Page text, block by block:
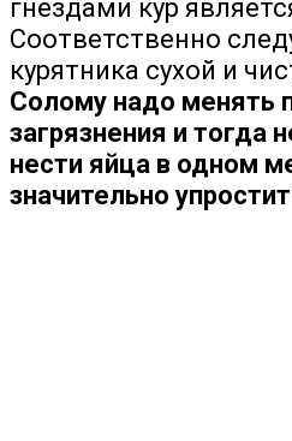
гнездами кур
Соответственно
курятника сухой и
Солому надо менять
загрязнения и тогда
нести яйца в одном
значительно